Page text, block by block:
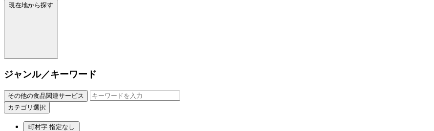
現在地から探す
ジャンル／キーワード
その他の食品関連サービス
カテゴリ選択
町村字 指定なし